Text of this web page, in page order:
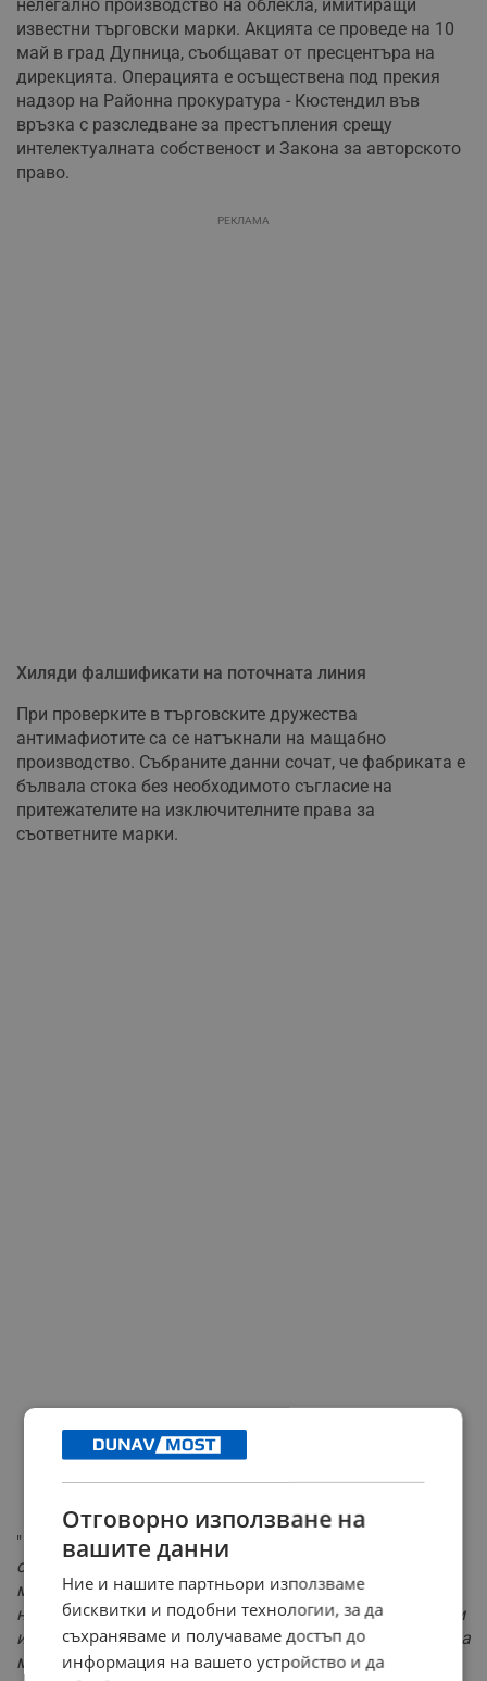
нелегално производство на облекла, имитиращи
известни търговски марки. Акцията се проведе на 10
май в град Дупница, съобщават от пресцентъра на
дирекцията. Операцията е осъществена под прекия
надзор на Районна прокуратура - Кюстендил във
връзка с разследване за престъпления срещу
интелектуалната собственост и Закона за авторското
право.
РЕКЛАМА
Хиляди фалшификати на поточната линия
При проверките в търговските дружества
антимафиотите са се натъкнали на мащабно
производство. Събраните данни сочат, че фабриката е
бълвала стока без необходимото съгласие на
притежателите на изключителните права за
съответните марки.
" Според първоначалните данни, във фабриката са
открити хиляди на брой артикули, произвеждани в
момента или подготвяни за търговска реализация,
носещи отличителни знаци, надписи и символи, сходни
или идентични с регистрираната и защитена търговска
марка", уточняват от полицията.
Отговорно използване на
вашите данни
Ние и нашите партньори използваме
бисквитки и подобни технологии, за да
съхраняваме и получаваме достъп до
информация на вашето устройство и да